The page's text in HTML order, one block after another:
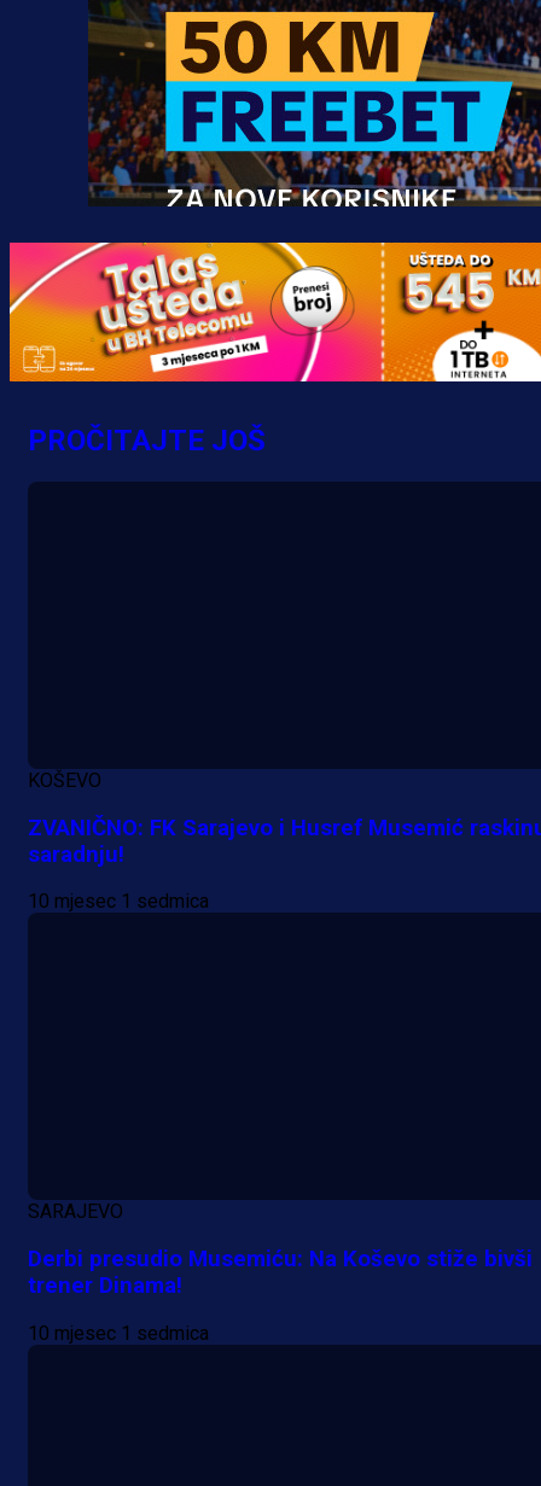
Promo vijesti
MrBit: Isprati kvalifikacije za
evropska takmičenja i preuzmi
bonus dobrodošlice!
PROČITAJTE JOŠ
KOŠEVO
ZVANIČNO: FK Sarajevo i Husref Musemić
saradnju!
10 mjesec 1 sedmica
SARAJEVO
Derbi presudio Musemiću: Na Koševo stiže bivši
trener Dinama!
10 mjesec 1 sedmica